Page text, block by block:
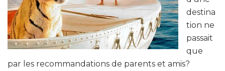
destina
tion ne
passait
que
par les recommandations de parents et amis?